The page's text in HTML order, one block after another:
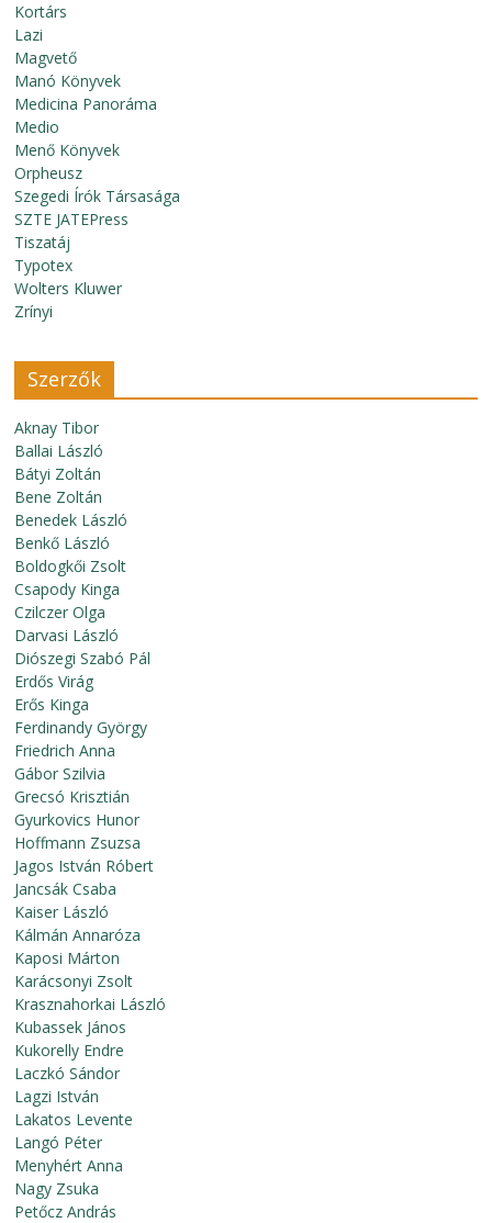
Kortárs
Lazi
Magvető
Manó Könyvek
Medicina Panoráma
Medio
Menő Könyvek
Orpheusz
Szegedi Írók Társasága
SZTE JATEPress
Tiszatáj
Typotex
Wolters Kluwer
Zrínyi
Szerzők
Aknay Tibor
Ballai László
Bátyi Zoltán
Bene Zoltán
Benedek László
Benkő László
Boldogkői Zsolt
Csapody Kinga
Czilczer Olga
Darvasi László
Diószegi Szabó Pál
Erdős Virág
Erős Kinga
Ferdinandy György
Friedrich Anna
Gábor Szilvia
Grecsó Krisztián
Gyurkovics Hunor
Hoffmann Zsuzsa
Jagos István Róbert
Jancsák Csaba
Kaiser László
Kálmán Annaróza
Kaposi Márton
Karácsonyi Zsolt
Krasznahorkai László
Kubassek János
Kukorelly Endre
Laczkó Sándor
Lagzi István
Lakatos Levente
Langó Péter
Menyhért Anna
Nagy Zsuka
Petőcz András